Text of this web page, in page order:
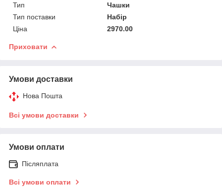
Тип
Чашки
Тип поставки
Набір
Ціна
2970.00
Приховати
Умови доставки
Нова Пошта
Всі умови доставки
Умови оплати
Післяплата
Всі умови оплати